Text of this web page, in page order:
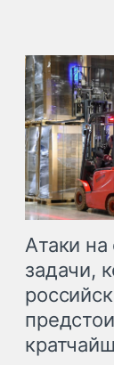
Атаки
задачи,